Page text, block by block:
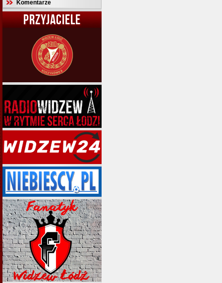
Komentarze
PRZYJACIELE